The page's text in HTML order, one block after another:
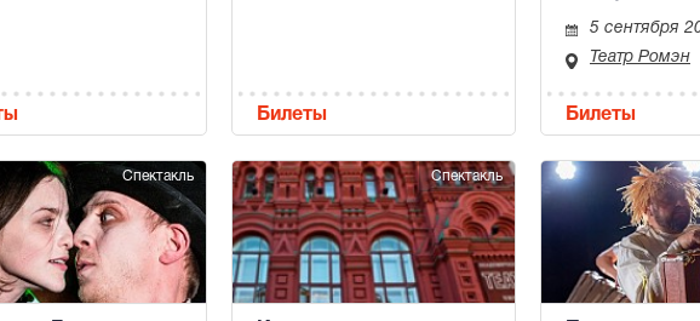
Билеты
5 сентября
Театр Ромэн
Билеты
Спектакль Спектакль